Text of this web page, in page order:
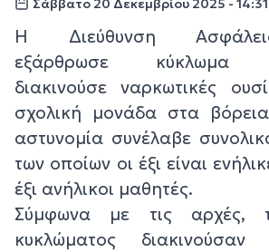
Σάββατο 20 Δεκεμβρίου 2025 - 14:31
Η Διεύθυνση
εξάρθρωσε
διακινούσε ναρκωτικές
σχολική μονάδα στα
αστυνομία συνέλαβε
των οποίων οι έξι είναι
έξι ανήλικοι μαθητές.
Σύμφωνα με τις αρχές,
κυκλώματος